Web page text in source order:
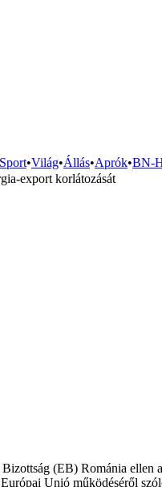
Sport•Világ•Állás•Aprók•BN-
export korlátozását
(EB) Románia
Unió működéséről